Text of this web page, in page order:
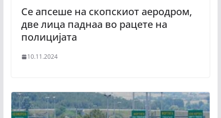
Се апсеше на скопскиот аеродром,
две лица паднаа во рацете на
полицијата
10.11.2024